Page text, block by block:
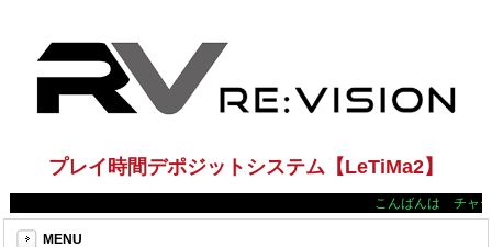
プレイ時間デポジットシステム【LeTiMa2】
こんばんは チャー
MENU